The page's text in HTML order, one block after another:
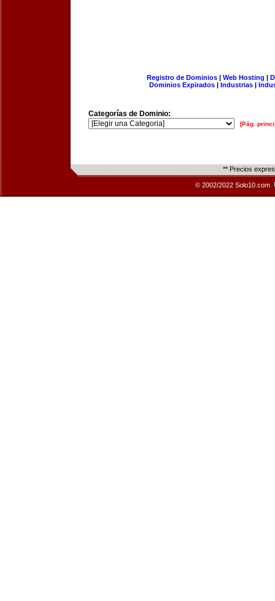
Registro de Dominios| Web Hosting |
Dominios Expirados | Industrias |
Categorías de Dominio:
[Pág.
** Precios
© 2002/2022 Solo10.com